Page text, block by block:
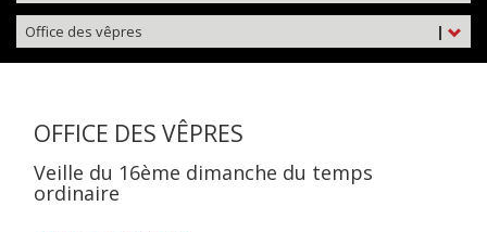
|
Office des vêpres
OFFICE DES VÊPRES
Veille du 16ème dimanche du temps
ordinaire